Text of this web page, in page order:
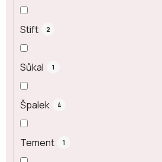
Stift 2
Sůkal 1
Špalek 4
Tement 1